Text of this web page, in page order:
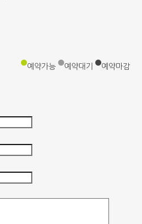
예약가능
예약대기
예약마감